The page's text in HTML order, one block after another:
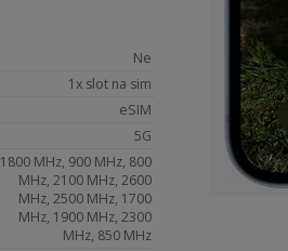
Ne
1x slot na sim
eSIM
5G
1800 MHz, 900 MHz, 800
MHz, 2100 MHz, 2600
MHz, 2500 MHz, 1700
MHz, 1900 MHz, 2300
MHz, 850 MHz